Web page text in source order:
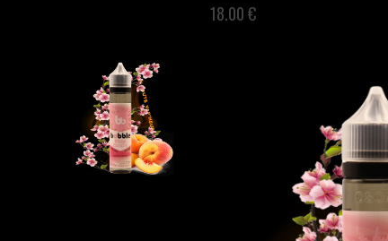
18.00 €